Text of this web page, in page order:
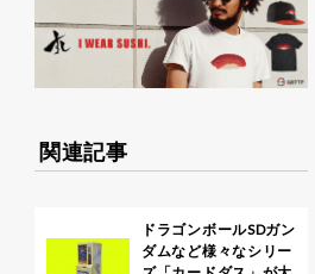
関連記事
ドラゴンボールSDガン
ダムなど様々なシリー